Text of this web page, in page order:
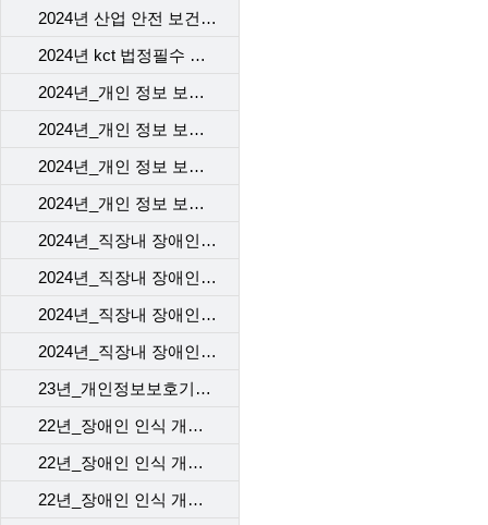
2024년 산업 안전 보건 교육_뇌심혈관계 질환 관리
2024년 kct 법정필수 직장 내 성희롱예방교육
2024년_개인 정보 보호 교육_1차
2024년_개인 정보 보호 교육_2차
2024년_개인 정보 보호 교육_3차
2024년_개인 정보 보호 교육_4차
2024년_직장내 장애인 인식 개선 교육_1차
2024년_직장내 장애인 인식 개선 교육_2차
2024년_직장내 장애인 인식 개선 교육_3차
2024년_직장내 장애인 인식 개선 교육_4차
23년_개인정보보호기본교육_kct
22년_장애인 인식 개선 교육_1
22년_장애인 인식 개선 교육_2
22년_장애인 인식 개선 교육_3